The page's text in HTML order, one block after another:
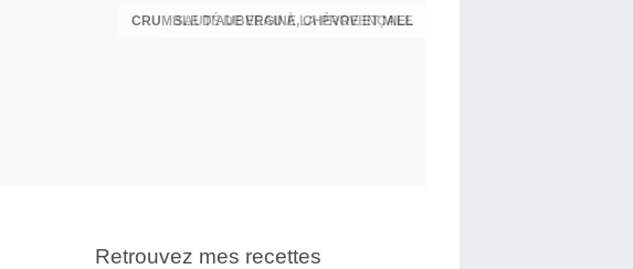
SAUTÉ DE VEAU À LA PROVENÇALE
Retrouvez mes recettes